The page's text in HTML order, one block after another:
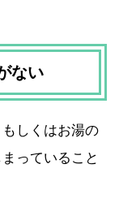
ない
しくはお湯の
っていること